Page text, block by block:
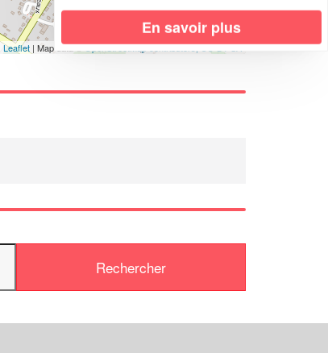
Leaflet | Map data ©OpenStreetMap contributors,CC-BY-SA
En savoir plus